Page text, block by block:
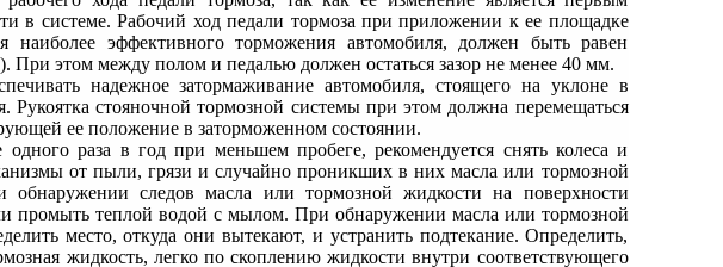
в системе. Рабочий ход педали тормоза при приложении к ее площадке
наиболее эффективного торможения автомобиля, должен быть равен
При этом между полом и педалью должен остаться зазор не менее 40 мм.
надежное затормаживание автомобиля, стоящего на уклоне в
Рукоятка стояночной тормозной системы при этом должна перемещаться
ее положение в заторможенном состоянии.
раза в год при меньшем пробеге, рекомендуется снять колеса и
от пыли, грязи и случайно проникших в них масла или тормозной
обнаружении следов масла или тормозной жидкости на поверхности
промыть теплой водой с мылом. При обнаружении масла или тормозной
место, откуда они вытекают, и устранить подтекание. Определить,
жидкость, легко по скоплению жидкости внутри соответствующего